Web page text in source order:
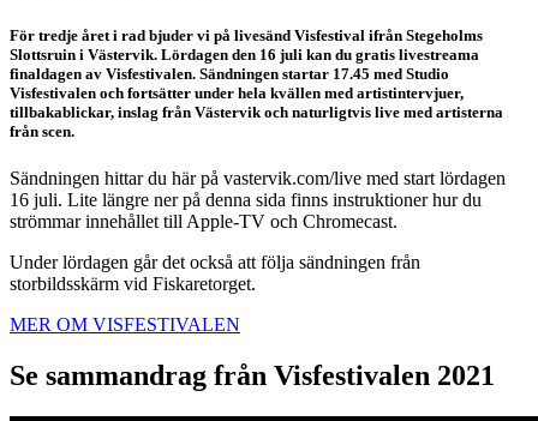
För tredje året i rad bjuder vi på livesänd Visfestival ifrån Stegeholms
Slottsruin i Västervik. Lördagen den 16 juli kan du gratis livestreama
finaldagen av Visfestivalen. Sändningen startar 17.45 med Studio
Visfestivalen och fortsätter under hela kvällen med artistintervjuer,
tillbakablickar, inslag från Västervik och naturligtvis live med artisterna
från scen.
Sändningen hittar du här på vastervik.com/live med start lördagen
16 juli. Lite längre ner på denna sida finns instruktioner hur du
strömmar innehållet till Apple-TV och Chromecast.
Under lördagen går det också att följa sändningen från
storbildsskärm vid Fiskaretorget.
MER OM VISFESTIVALEN
Se sammandrag från Visfestivalen 2021